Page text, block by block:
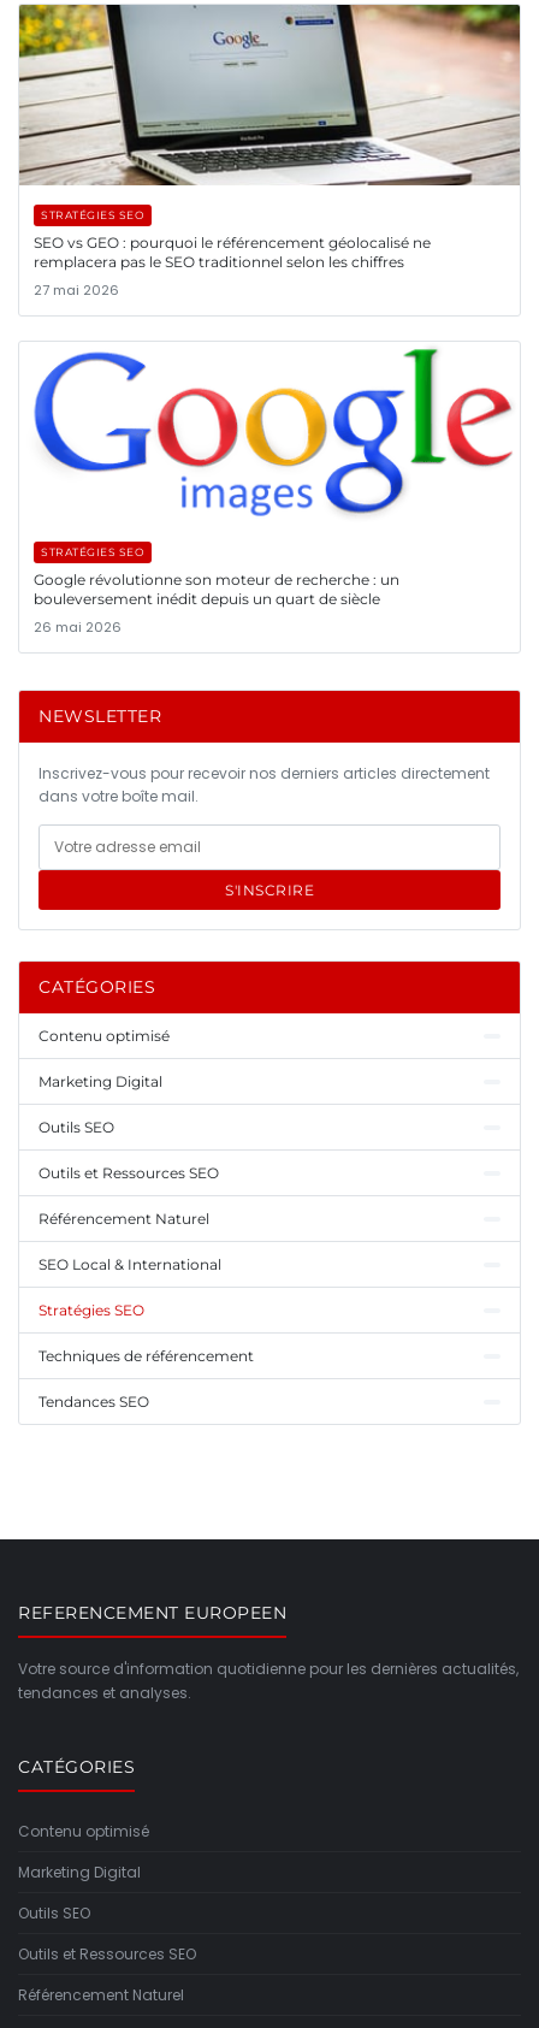
STRATÉGIES SEO
SEO vs GEO : pourquoi le référencement géolocalisé ne
remplacera pas le SEO traditionnel selon les chiffres
27 mai 2026
STRATÉGIES SEO
Google révolutionne son moteur de recherche : un
bouleversement inédit depuis un quart de siècle
26 mai 2026
NEWSLETTER
Inscrivez-vous pour recevoir nos derniers articles directement
dans votre boîte mail.
S'INSCRIRE
CATÉGORIES
Contenu optimisé
Marketing Digital
Outils SEO
Outils et Ressources SEO
Référencement Naturel
SEO Local & International
Stratégies SEO
Techniques de référencement
Tendances SEO
REFERENCEMENT EUROPEEN
Votre source d'information quotidienne pour les dernières actualités,
tendances et analyses.
CATÉGORIES
Contenu optimisé
Marketing Digital
Outils SEO
Outils et Ressources SEO
Référencement Naturel